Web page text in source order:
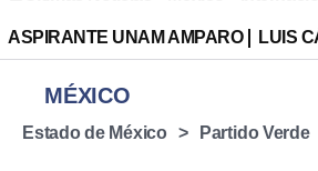
ASPIRANTE UNAM AMPARO LUIS
MÉXICO
Estado de México Partido Verde